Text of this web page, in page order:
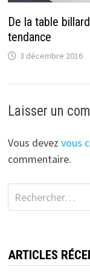
De la table
tendance
3 décembre 2016
Laisser un
Vous devez vous
commentaire.
Rechercher :
ARTICLES